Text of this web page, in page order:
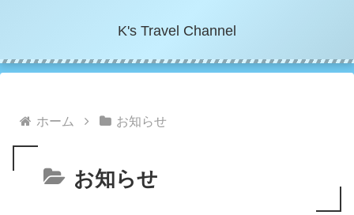
K's Travel Channel
ホーム お知らせ
お知らせ